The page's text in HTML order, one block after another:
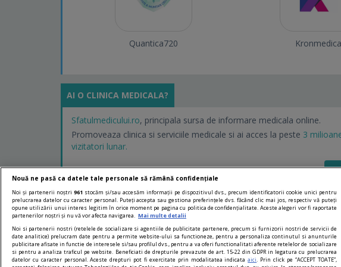
Quantica720 Kronmedica
AI O CLINICA MEDICALA?
Sfatulmedicului.ro, principala sursa de informare medicala online.
Promoveaza clinica si serviciile medicale si ai acces la peste 3
vizitatori lunar.
Nouă ne pasă ca datele tale personale să rămână confidențiale
Noi și partenerii noștri 961stocăm și/sau accesăm informații pe dispozitivul dvs., precum identificatorii cookie unici pentru
prelucrarea datelor cu caracter personal. Puteți accepta sau gestiona preferințele dvs. făcând clic mai jos, respectiv vă puteți
opune utilizării unui interes legitim în orice moment pe pagina cu politica de confidențialitate. Aceste alegeri vor fi raportate
partenerilor noștri și nu vă vor afecta navigarea. Mai multe detalii
Noi si partenerii nostri (retelele de socializare si agentiile de publicitate partenere, precum si furnizorii nostri de servicii de
date analitice) prelucram date pentru a permite website-ului sa functioneze, pentru a personaliza continutul si anunturile
publicitare afisate in functie de interesele si/sau profilul dvs., pentru a va oferi functionalitati aferente retelelor de socializare
si pentru a analiza traficul pe website. Beneficiati de drepturile prevazute de art. 15-22 din GDPR in legatura cu prelucrarea
datelor cu caracter personal. Aceste drepturi pot fi exercitate prin modalitatea indicataaici. Prin click pe “ACCEPT TOATE”,